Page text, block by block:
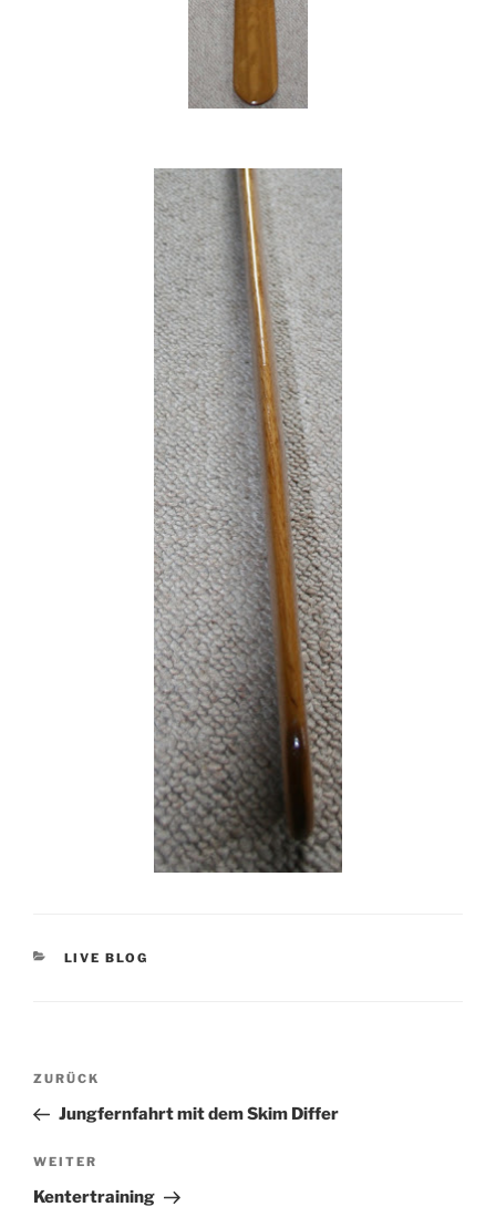
KATEGORIEN
LIVE BLOG
Beitragsnavigation
Vorheriger
Beitrag
ZURÜCK
Jungfernfahrt mit dem Skim Differ
Nächster
Beitrag
WEITER
Kentertraining